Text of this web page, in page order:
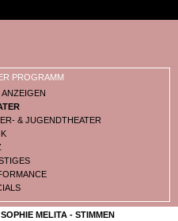
PROGRAMM
ANZEIGEN
& JUGENDTHEATER
MELITA - STIMMEN